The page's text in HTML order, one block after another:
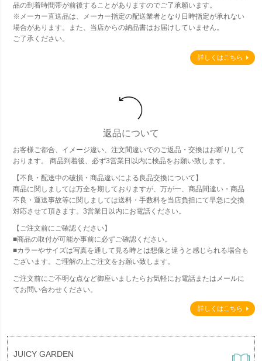
品の到着時間帯が前後することがありますのでご了承願います。
※メーカー直送品は、メーカー指定の配送業者となり日時指定が承れない
場合があります。また、当店からの納品書はお届けしていません。
ご了承ください。
詳しくはこちら
返品について
お客様ご都合、イメージ違い、注文間違いでのご返品・交換はお断りして
おります。 商品到着後、必ず3営業日以内に検品をお願い致します。
【不良・配送中の破損・商品違いによる良品交換について】
商品に関しましては万全を期しておりますが、万が一、商品間違い・商品
不良・運送事故等に関しましては送料・手数料を当店負担にて早急に交換
対応させて頂きます。3営業日以内にお電話ください。
【ご注文前にご確認ください】
■商品の取付が可能か事前に必ずご確認ください。
■カラーやサイズは写真を通して見る時とは想像と違うと感じられる場合も
ございます。ご理解の上ご注文をお願い致します。
ご注文前にご不明な点など御座いましたらお気軽にお電話またはメールに
てお問い合わせください。
詳しくはこちら
JUICY GARDEN